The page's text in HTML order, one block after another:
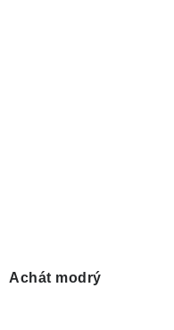
Achát modrý